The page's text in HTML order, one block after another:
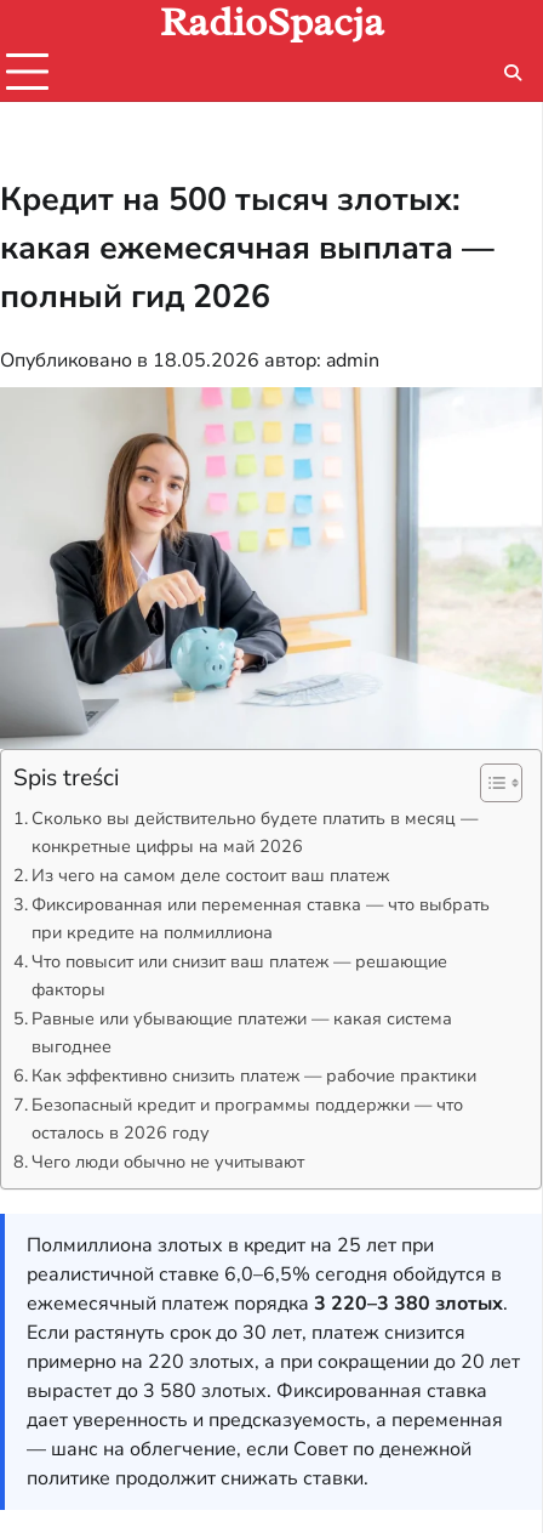
содержимому
RadioSpacja
Кредит на 500 тысяч злотых:
какая ежемесячная выплата —
полный гид 2026
Опубликовано в 18.05.2026 автор: admin
Spis treści
Сколько вы действительно будете платить в месяц —
конкретные цифры на май 2026
Из чего на самом деле состоит ваш платеж
Фиксированная или переменная ставка — что выбрать
при кредите на полмиллиона
Что повысит или снизит ваш платеж — решающие
факторы
Равные или убывающие платежи — какая система
выгоднее
Как эффективно снизить платеж — рабочие практики
Безопасный кредит и программы поддержки — что
осталось в 2026 году
Чего люди обычно не учитывают
Полмиллиона злотых в кредит на 25 лет при
реалистичной ставке 6,0–6,5% сегодня обойдутся в
ежемесячный платеж порядка 3 220–3 380 злотых.
Если растянуть срок до 30 лет, платеж снизится
примерно на 220 злотых, а при сокращении до 20 лет
вырастет до 3 580 злотых. Фиксированная ставка
дает уверенность и предсказуемость, а переменная
— шанс на облегчение, если Совет по денежной
политике продолжит снижать ставки.